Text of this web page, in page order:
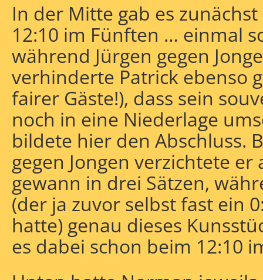
In der Mitte gab es
12:10 im Fünften … einmal
während Jürgen gegen
verhinderte Patrick ebenso
fairer Gäste!), dass sein
noch in eine Niederlage
bildete hier den Abschluss.
gegen Jongen verzichtete
gewann in drei Sätzen,
(der ja zuvor selbst fast ein
hatte) genau dieses
es dabei schon beim 12:10